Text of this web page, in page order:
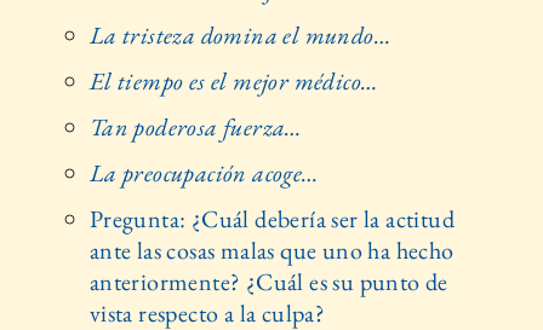
La tristeza domina el mundo…
El tiempo es el mejor médico…
Tan poderosa fuerza…
La preocupación acoge…
Pregunta: ¿Cuál debería ser la actitud
ante las cosas malas que uno ha hecho
anteriormente? ¿Cuál es su punto de
vista respecto a la culpa?